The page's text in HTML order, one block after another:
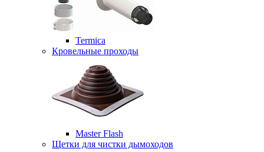
Termica
Кровельные проходы
Master Flash
Щетки для чистки дымоходов